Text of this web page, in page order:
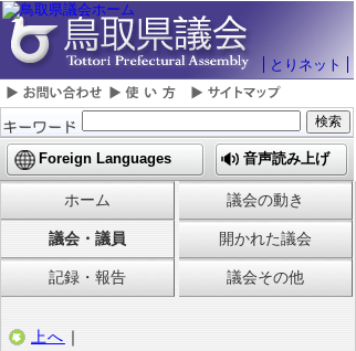
とりネット
Foreign Languages 音声読み上げ
ホーム 議会の動き
議会・議員 開かれた議会
記録・報告 議会その他
上へ ｜